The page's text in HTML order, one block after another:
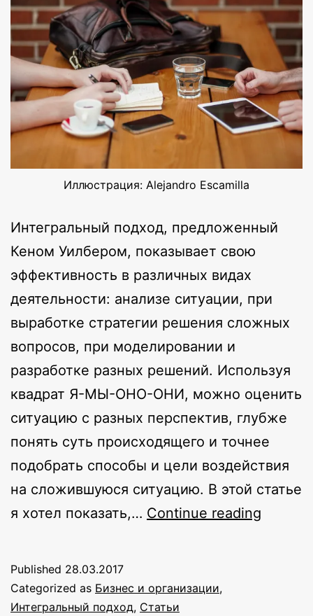
Иллюстрация: Alejandro Escamilla
Интегральный подход, предложенный
Кеном Уилбером, показывает свою
эффективность в различных видах
деятельности: анализе ситуации, при
выработке стратегии решения сложных
вопросов, при моделировании и
разработке разных решений. Используя
квадрат Я-МЫ-ОНО-ОНИ, можно оценить
ситуацию с разных перспектив, глубже
понять суть происходящего и точнее
подобрать способы и цели воздействия
на сложившуюся ситуацию. В этой статье
я хотел показать,… Continue reading
Published 28.03.2017
Categorized as Бизнес и организации,
Интегральный подход, Статьи